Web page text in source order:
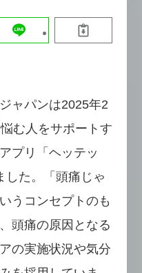
ャパンは2025年2
む人をサポートす
プリ「ヘッテッ
した。「頭痛じゃ
うコンセプトのも
頭痛の原因となる
の実施状況や気分